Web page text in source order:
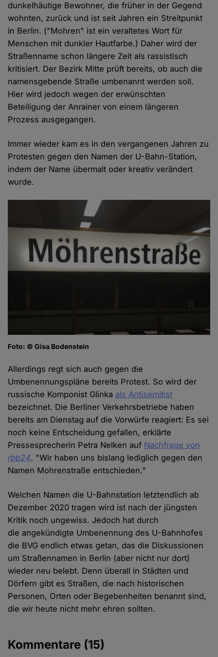
dunkelhäutige Bewohner, die früher in der Gegend
wohnten, zurück und ist seit Jahren ein Streitpunkt
in Berlin. ("Mohren" ist ein veraltetes Wort für
Menschen mit dunkler Hautfarbe.) Daher wird der
Straßenname schon längere Zeit als rassistisch
kritisiert. Der Bezirk Mitte prüft bereits, ob auch die
namensgebende Straße umbenannt werden soll.
Hier wird jedoch wegen der erwünschten
Beteiligung der Anrainer von einem längeren
Prozess ausgegangen.
Immer wieder kam es in den vergangenen Jahren zu
Protesten gegen den Namen der U-Bahn-Station,
indem der Name übermalt oder kreativ verändert
wurde.
Foto: © Gisa Bodenstein
Allerdings regt sich auch gegen die
Umbenennungspläne bereits Protest. So wird der
russische Komponist Glinka als Antisemitist
bezeichnet. Die Berliner Verkehrsbetriebe haben
bereits am Dienstag auf die Vorwürfe reagiert: Es sei
noch keine Entscheidung gefallen, erklärte
Pressesprecherin Petra Nelken auf Nachfrage von
rbb24. "Wir haben uns bislang lediglich gegen den
Namen Mohrenstraße entschieden."
Welchen Namen die U-Bahnstation letztendlich ab
Dezember 2020 tragen wird ist nach der jüngsten
Kritik noch ungewiss. Jedoch hat durch
die angekündigte Umbenennung des U-Bahnhofes
die BVG endlich etwas getan, das die Diskussionen
um Straßennamen in Berlin (aber nicht nur dort)
wieder neu belebt. Denn überall in Städten und
Dörfern gibt es Straßen, die nach historischen
Personen, Orten oder Begebenheiten benannt sind,
die wir heute nicht mehr ehren sollten.
Kommentare (15)